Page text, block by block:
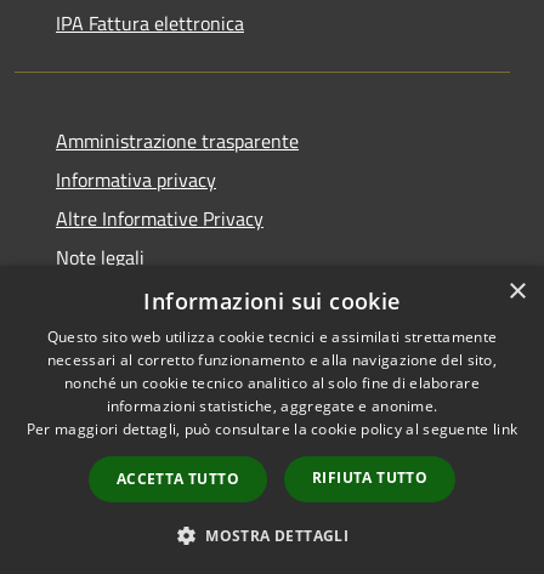
IPA Fattura elettronica
Amministrazione trasparente
Informativa privacy
Altre Informative Privacy
Note legali
Dichiarazione di accessibilità
RSS
Accessibilità
Copyright © 2026 • Comune di
Altamura • Powered by
Municipium•
Accesso
redazione
×
Informazioni sui cookie
Questo sito web utilizza cookie tecnici e assimilati strettamente
necessari al corretto funzionamento e alla navigazione del sito,
nonché un cookie tecnico analitico al solo fine di elaborare
informazioni statistiche, aggregate e anonime.
Per maggiori dettagli, può consultare la cookie policy al seguente link
ACCETTA TUTTO RIFIUTA TUTTO
MOSTRA DETTAGLI